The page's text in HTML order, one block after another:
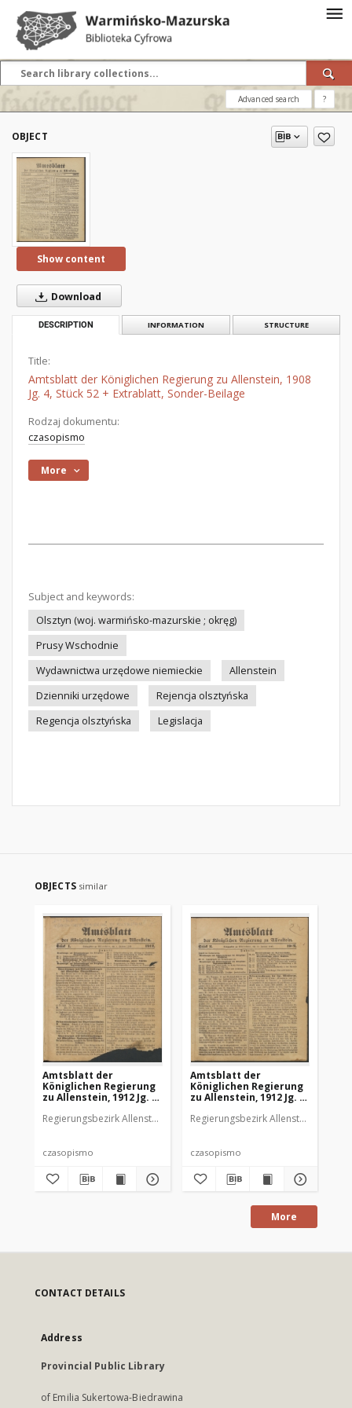
Advanced search ?
OBJECT
Show content
Download
DESCRIPTION INFORMATION STRUCTURE
Title:
Amtsblatt der Königlichen Regierung zu Allenstein, 1908
Jg. 4, Stück 52 + Extrablatt, Sonder-Beilage
Rodzaj dokumentu:
czasopismo
More
Subject and keywords:
Olsztyn (woj. warmińsko-mazurskie ; okręg)
Prusy Wschodnie
Wydawnictwa urzędowe niemieckie
Allenstein
Dzienniki urzędowe
Rejencja olsztyńska
Regencja olsztyńska
Legislacja
OBJECTS similar
Amtsblatt der
Königlichen Regierung
zu Allenstein, 1912 Jg. 8,
Regierungsbezirk Allenstein
czasopismo
Amtsblatt der
Königlichen Regierung
zu Allenstein, 1912 Jg. 8,
Regierungsbezirk Allenstein
czasopismo
More
CONTACT DETAILS
Address
Provincial Public Library
of Emilia Sukertowa-Biedrawina